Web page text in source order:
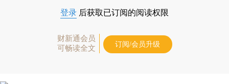
登录 后获取已订阅的阅读权限
财新通会员
可畅读全文
订阅/会员升级